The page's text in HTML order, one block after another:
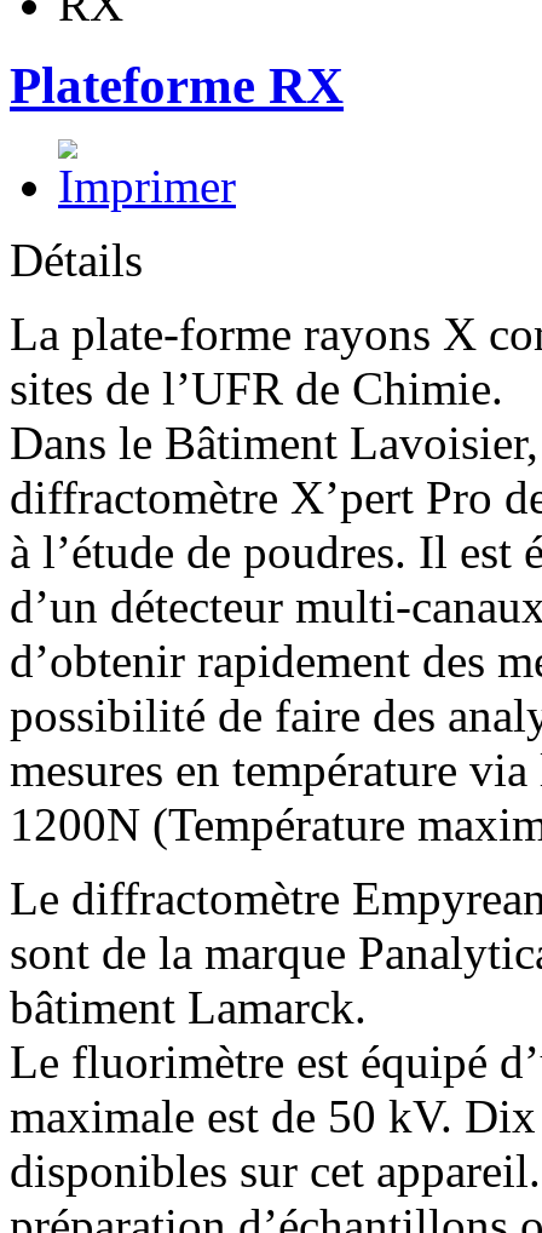
Plateforme RX
Détails
La plate-forme rayons X
sites de l’UFR de Chimie.
Dans le Bâtiment
diffractomètre X’pert Pro
à l’étude de poudres. Il est
d’un détecteur multi-
d’obtenir rapidement des
possibilité de faire des
mesures en température
1200N (Température
Le diffractomètre
sont de la marque
bâtiment Lamarck.
Le fluorimètre est équipé
maximale est de 50 kV.
disponibles sur cet